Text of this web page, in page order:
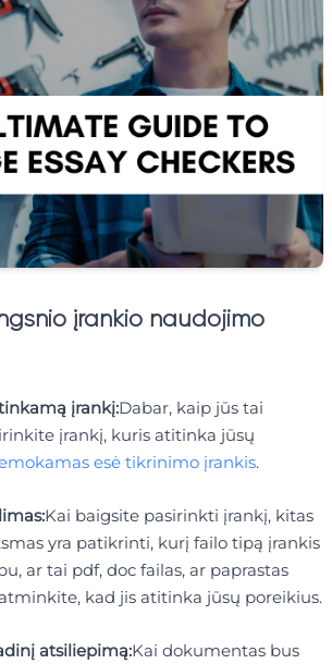
įrankio naudojimo
įrankį:Dabar, kaip jūs tai
įrankį, kuris atitinka jūsų
esė tikrinimo įrankis.
Kai baigsite pasirinkti įrankį, kitas
yra patikrinti, kurį failo tipą įrankis
ar tai pdf, doc failas, ar paprastas
kad jis atitinka jūsų poreikius.
atsiliepimą:Kai dokumentas bus